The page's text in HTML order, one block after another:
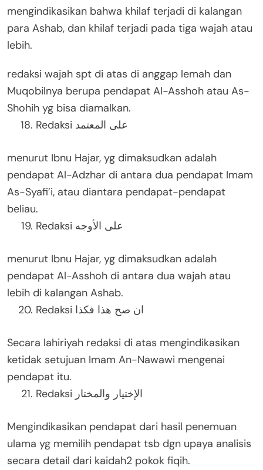
mengindikasikan bahwa khilaf terjadi di kalangan
para Ashab, dan khilaf terjadi pada tiga wajah atau
lebih.
redaksi wajah spt di atas di anggap lemah dan
Muqobilnya berupa pendapat Al-Asshoh atau As-
Shohih yg bisa diamalkan.
Redaksi على المعتمد
menurut Ibnu Hajar, yg dimaksudkan adalah
pendapat Al-Adzhar di antara dua pendapat Imam
As-Syafi’i, atau diantara pendapat-pendapat
beliau.
Redaksi على الأوجه
menurut Ibnu Hajar, yg dimaksudkan adalah
pendapat Al-Asshoh di antara dua wajah atau
lebih di kalangan Ashab.
Redaksi ان صح هذا فكذا
Secara lahiriyah redaksi di atas mengindikasikan
ketidak setujuan Imam An-Nawawi mengenai
pendapat itu.
Redaksi الإختيار والمختار
Mengindikasikan pendapat dari hasil penemuan
ulama yg memilih pendapat tsb dgn upaya analisis
secara detail dari kaidah2 pokok fiqih.